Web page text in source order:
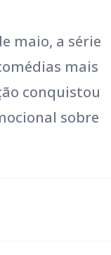
maio, a série
mais
conquistou
sobre